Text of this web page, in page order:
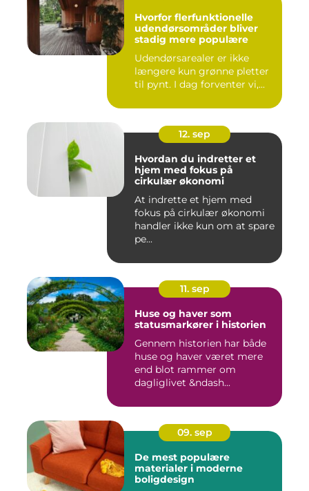
Hvorfor flerfunktionelle
udendørsområder bliver
stadig mere populære
Udendørsarealer er ikke
længere kun grønne pletter
til pynt. I dag forventer vi,...
12. sep
Hvordan du indretter et
hjem med fokus på
cirkulær økonomi
At indrette et hjem med
fokus på cirkulær økonomi
handler ikke kun om at spare
pe...
11. sep
Huse og haver som
statusmarkører i historien
Gennem historien har både
huse og haver været mere
end blot rammer om
dagliglivet &ndash...
09. sep
De mest populære
materialer i moderne
boligdesign